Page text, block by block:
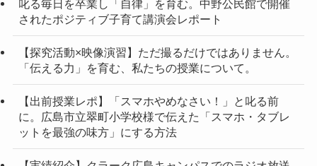
叱る毎日を卒業し「自律」を育む。中野公民館で開催
されたポジティブ子育て講演会レポート
【探究活動×映像演習】ただ撮るだけではありません。
「伝える力」を育む、私たちの授業について。
【出前授業レポ】「スマホやめなさい！」と叱る前
に。広島市立翠町小学校様で伝えた「スマホ・タブレ
ットを最強の味方」にする方法